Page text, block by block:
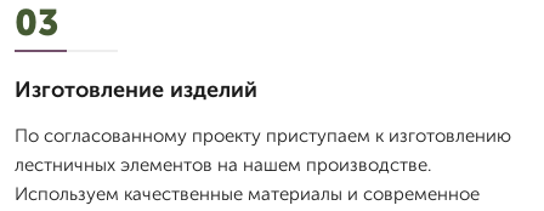
03
Изготовление изделий
По согласованному проекту приступаем к изготовлению
лестничных элементов на нашем производстве.
Используем качественные материалы и современное